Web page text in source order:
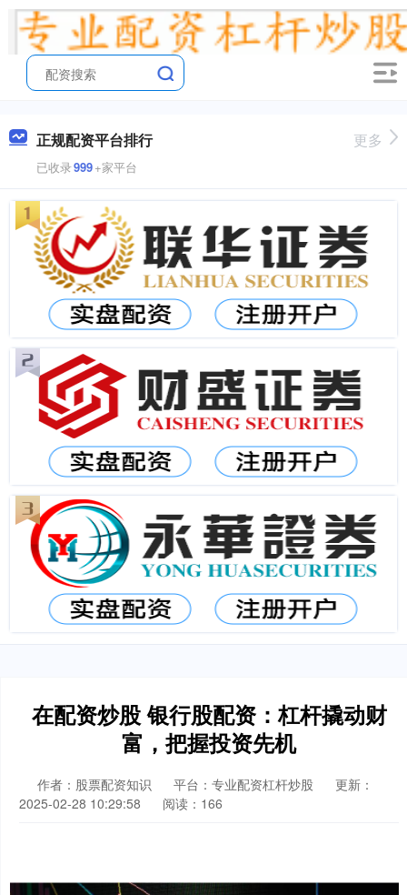
正规配资平台排行
已收录999+家平台
更多
在配资炒股 银行股配资：杠杆撬动财
富，把握投资先机
作者：股票配资知识 平台：专业配资杠杆炒股
更新：
2025-02-28 10:29:58
阅读：166